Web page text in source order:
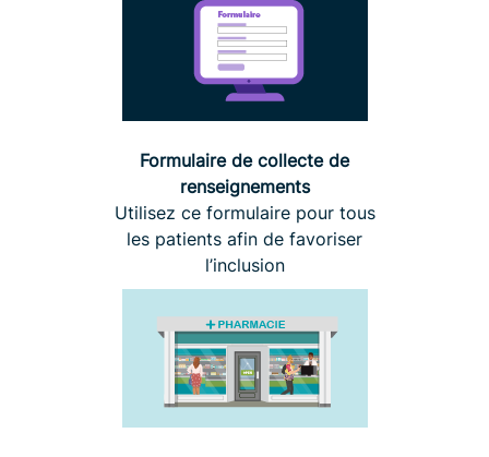
Formulaire de collecte de
renseignements
Utilisez ce formulaire pour tous
les patients afin de favoriser
l’inclusion